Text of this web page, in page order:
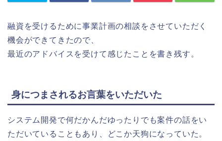
融資を受けるために事業計画の相談をさせていただく
機会ができてきたので、
最近のアドバイスを受けて感じたことを書き残す。
身につまされるお言葉をいただいた
システム開発で何だかんだゆったりでも案件の話をい
ただいていることもあり、どこか天狗になっていた。